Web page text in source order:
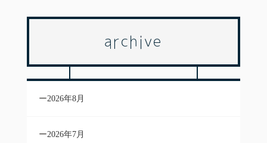
archive
2026年8月
2026年7月